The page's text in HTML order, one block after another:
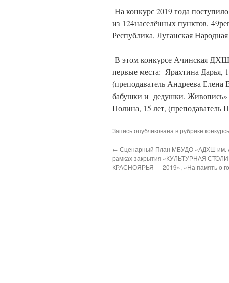
На конкурс 2019 года
из 124населённых пунктов,
Республика, Луганская
В этом конкурсе Ачинская
первые места: Ярахтина Дарья,
(преподаватель Андреева
бабушки и дедушки. Живопись»
Полина, 15 лет, (преподаватель
Запись опубликована в рубрике
← Сценарный План МБУДО «АДХШ им.
рамках закрытия «КУЛЬТУРНАЯ
КРАСНОЯРЬЯ — 2019», «На память о